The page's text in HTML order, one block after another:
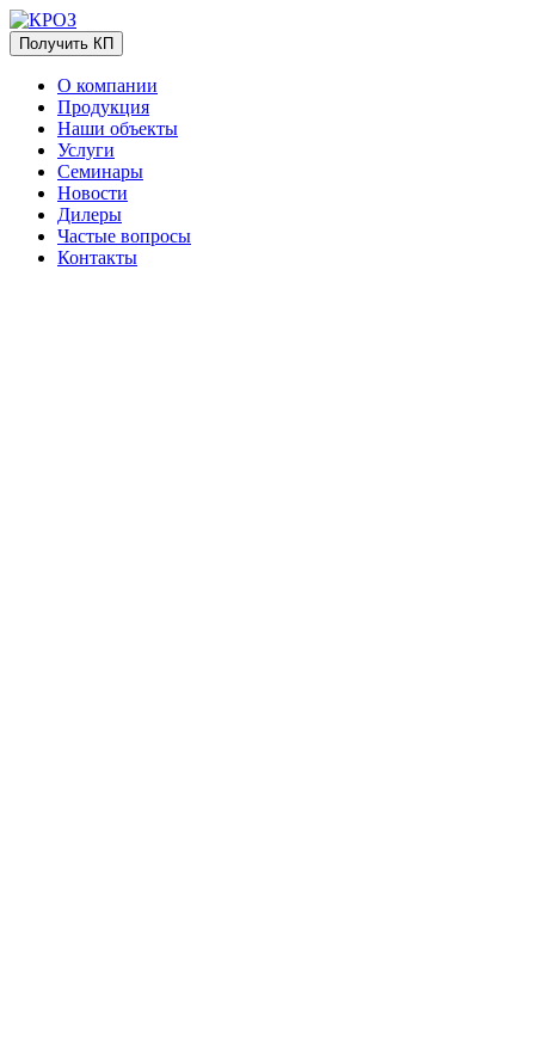
Получить КП
О компании
Продукция
Наши объекты
Услуги
Семинары
Новости
Дилеры
Частые вопросы
Контакты